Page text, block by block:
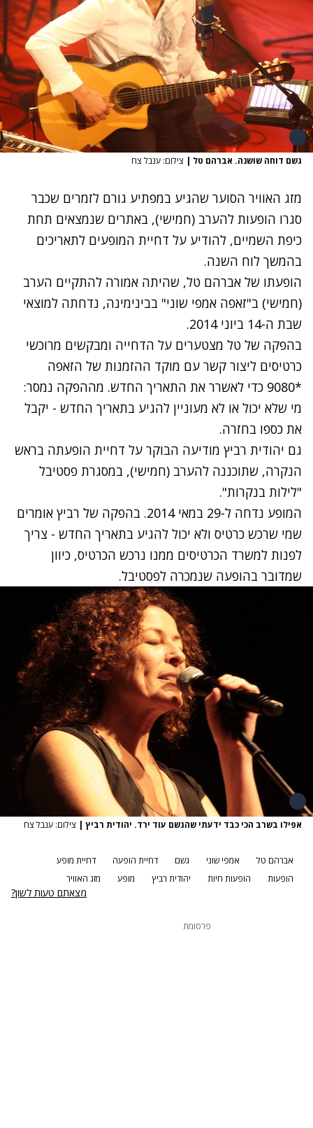
גשם דוחה שושנה. אברהם טל | צילום: ענבל צח
מזג האוויר הסוער שהגיע במפתיע גורם לזמרים שכבר
סגרו הופעות להערב (חמישי), באתרים שנמצאים תחת
כיפת השמיים, להודיע על דחיית המופעים לתאריכים
בהמשך לוח השנה.
הופעתו של אברהם טל, שהיתה אמורה להתקיים הערב
(חמישי) ב"זאפה אמפי שוני" בבינימינה, נדחתה למוצאי
שבת ה-14 ביוני 2014.
בהפקה של טל מצטערים על הדחייה ומבקשים מרוכשי
כרטיסים ליצור קשר עם מוקד ההזמנות של הזאפה
*9080 כדי לאשרר את התאריך החדש. מההפקה נמסר:
מי שלא יכול או לא מעוניין להגיע בתאריך החדש - יקבל
את כספו בחזרה.
גם יהודית רביץ מודיעה הבוקר על דחיית הופעתה בראש
הנקרה, שתוכננה להערב (חמישי), במסגרת פסטיבל
"לילות בנקרות".
המופע נדחה ל-29 במאי 2014. בהפקה של רביץ אומרים
שמי שרכש כרטיס ולא יכול להגיע בתאריך החדש - צריך
לפנות למשרד הכרטיסים ממנו נרכש הכרטיס, כיוון
שמדובר בהופעה שנמכרה לפסטיבל.
אפילו בשרב הכי כבד ידעתי שהגשם עוד ירד. יהודית רביץ | צילום: ענבל צח
אברהם טל אמפי שוני גשם דחיית הופעה
דחיית מופע
הופעות
הופעות חיות יהודית רביץ מופע מזג האוויר
מצאתם טעות לשון?
פרסומת